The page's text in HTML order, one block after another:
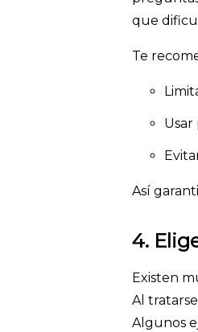
que
Te
Así
4.
Existen
Al
Algunos